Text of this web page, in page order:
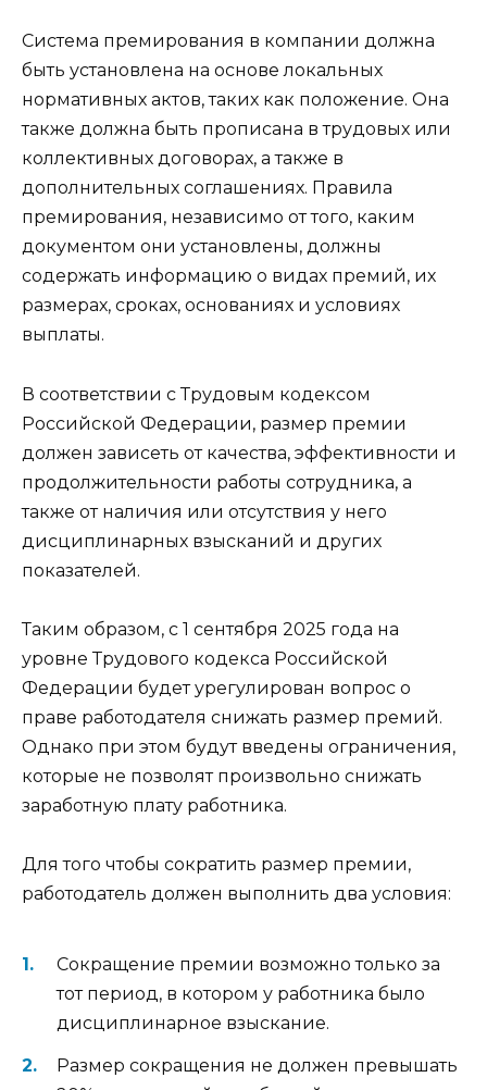
Система премирования в компании должна
быть установлена на основе локальных
нормативных актов, таких как положение. Она
также должна быть прописана в трудовых или
коллективных договорах, а также в
дополнительных соглашениях. Правила
премирования, независимо от того, каким
документом они установлены, должны
содержать информацию о видах премий, их
размерах, сроках, основаниях и условиях
выплаты.
В соответствии с Трудовым кодексом
Российской Федерации, размер премии
должен зависеть от качества, эффективности и
продолжительности работы сотрудника, а
также от наличия или отсутствия у него
дисциплинарных взысканий и других
показателей.
Таким образом, с 1 сентября 2025 года на
уровне Трудового кодекса Российской
Федерации будет урегулирован вопрос о
праве работодателя снижать размер премий.
Однако при этом будут введены ограничения,
которые не позволят произвольно снижать
заработную плату работника.
Для того чтобы сократить размер премии,
работодатель должен выполнить два условия:
Сокращение премии возможно только за
тот период, в котором у работника было
дисциплинарное взыскание.
Размер сокращения не должен превышать